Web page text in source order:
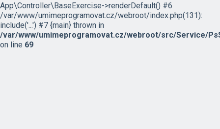
App\Controller\BaseExercise->renderDefault() #6
/var/www/umimeprogramovat.cz/webroot/index.php(131):
include('...') #7 {main} thrown in
/var/www/umimeprogramovat.cz/webroot/src/Service/
on line 69